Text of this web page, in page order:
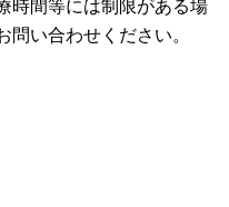
時間等には制限がある場
問い合わせください。